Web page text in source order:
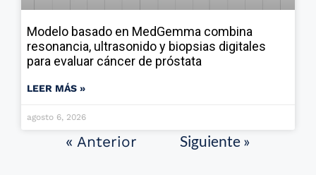
Modelo basado en MedGemma combina
resonancia, ultrasonido y biopsias digitales
para evaluar cáncer de próstata
LEER MÁS »
agosto 6, 2026
« Anterior Siguiente »